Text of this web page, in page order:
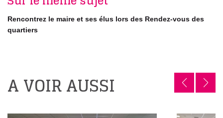
Rencontrez le maire et ses élus lors des Rendez-vous des
quartiers
A VOIR AUSSI